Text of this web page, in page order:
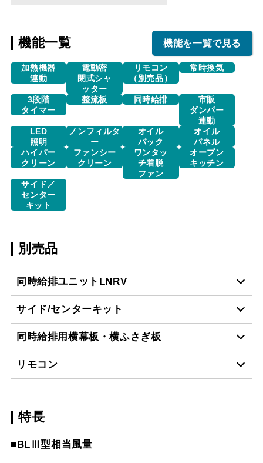
機能一覧 機能を一覧で見る
加熱機器
連動
電動密
閉式シャ
ッター
リモコン
（別売品）
常時換気
3段階
タイマー
整流板 同時給排
市販
ダンパー
連動
LED
照明
ノンフィルタ
ー
オイル
パック
オイル
パネル
ハイパー
クリーン
ファンシー
クリーン
ワンタッ
チ着脱
ファン
オープン
キッチン
サイド／
センター
キット
別売品
同時給排ユニットLNRV
LNRL-9665 W ¥59,290（税抜価格 ￥
LNRL-9665 SI ¥63,800（税抜価格 ￥
LNRL-7665 W
LNRL-7665 SI
サイド/センターキット
同時給排用横幕板・横ふさぎ板
SPB665-A325 W
SPB665-A325 SI
リモコン
RMC-06
RMC-08
特長
■BLⅢ型相当風量